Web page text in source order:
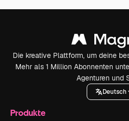
Die kreative Plattform, um deine
Mehr als 1 Million Abonnenten
Agenturen und
Deutsch
Produkte